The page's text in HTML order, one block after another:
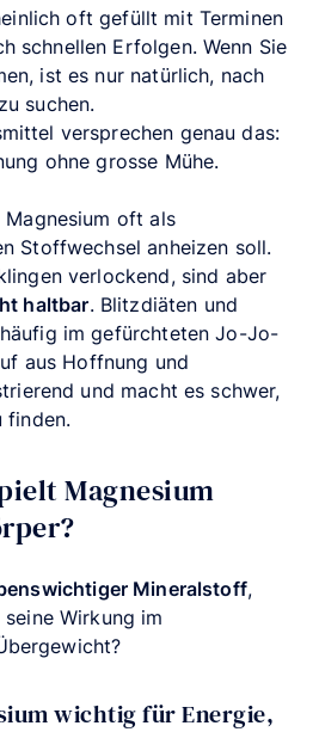
oft gefüllt mit Terminen
schnellen Erfolgen. Wenn Sie
ist es nur natürlich, nach
suchen.
versprechen genau das:
ohne grosse Mühe.
oft als
Stoffwechsel anheizen soll.
verlockend, sind aber
haltbar. Blitzdiäten und
im gefürchteten Jo-Jo-
aus Hoffnung und
und macht es schwer,
finden.
Magnesium
Mineralstoff,
Wirkung im
wichtig für Energie,